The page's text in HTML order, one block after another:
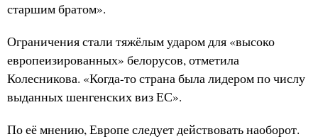
старшим братом».
Ограничения стали тяжёлым ударом для «высоко
европеизированных» белорусов, отметила
Колесникова. «Когда-то страна была лидером по числу
выданных шенгенских виз ЕС».
По её мнению, Европе следует действовать наоборот.